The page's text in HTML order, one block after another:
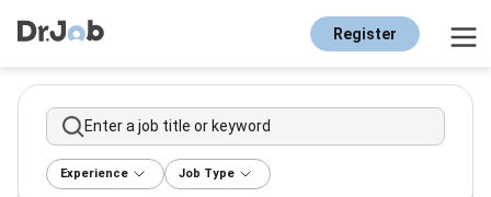
Register
Enter a job title or keyword
Experience Job Type